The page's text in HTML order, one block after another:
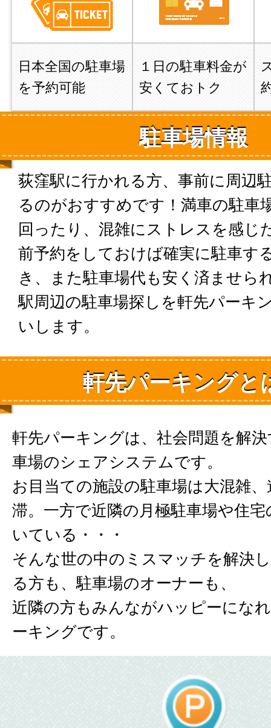
日本全国の駐車場
を予約可能
１日の駐車料金が
安くておトク
駐車場情報
荻窪駅に行かれる方、事前に周辺
るのがおすすめです！満車の駐車
回ったり、混雑にストレスを感
前予約をしておけば確実に駐車す
き、また駐車場代も安く済ませら
駅周辺の駐車場探しを軒先パーキ
いします。
軒先パーキングと
軒先パーキングは、社会問題を解
車場のシェアシステムです。
お目当ての施設の駐車場は大混雑
滞。一方で近隣の月極駐車場や住
いている・・・
そんな世の中のミスマッチを解決
る方も、駐車場のオーナーも、
近隣の方もみんながハッピーにな
ーキングです。